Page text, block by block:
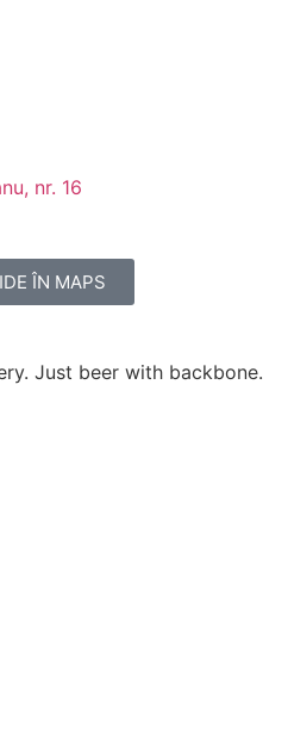
nr. 16
ÎN MAPS
Just beer with backbone.